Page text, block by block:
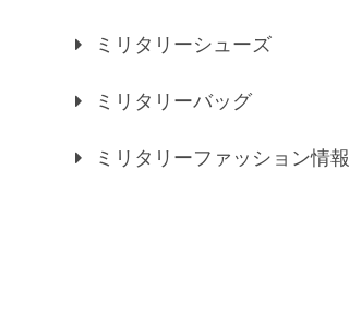
ミリタリーシューズ
ミリタリーバッグ
ミリタリーファッション情報